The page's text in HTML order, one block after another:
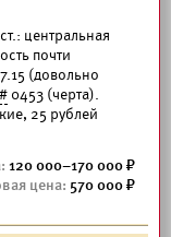
центральная
почти
7.15 (довольно
0453 (черта).
25 рублей
120 000–170 000
570 000